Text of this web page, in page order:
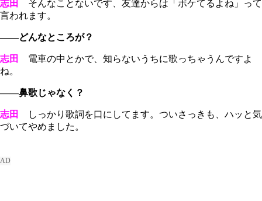
志田
そんなことないです、友達からは「ボケてるよね」って
言われます。
――どんなところが？
志田
電車の中とかで、知らないうちに歌っちゃうんですよ
ね。
――鼻歌じゃなく？
志田
しっかり歌詞を口にしてます。ついさっきも、ハッと気
づいてやめました。